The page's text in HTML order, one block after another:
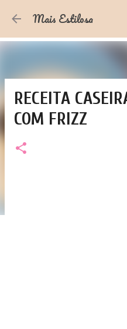
Pular para o
Mais Estilosa
RECEITA
COM FRIZZ